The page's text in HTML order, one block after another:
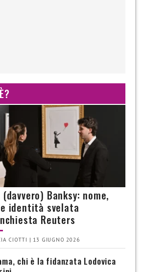
(davvero) Banksy: nome,
identità svelata
Reuters
CIOTTI | 13 GIUGNO 2026
chi è la fidanzata Lodovica